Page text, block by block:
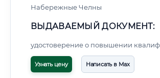
Набережные Челны
ВЫДАВАЕМЫЙ ДОКУМЕНТ:
удостоверение о повышении
Узнать цену Написать в Max